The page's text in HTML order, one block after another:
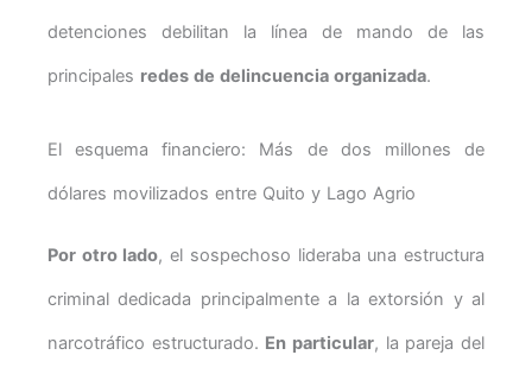
detenciones debilitan la línea de mando de las
principales redes de delincuencia organizada.
El esquema financiero: Más de dos millones de
dólares movilizados entre Quito y Lago Agrio
Por otro lado, el sospechoso lideraba una estructura
criminal dedicada principalmente a la extorsión y al
narcotráfico estructurado. En particular, la pareja del